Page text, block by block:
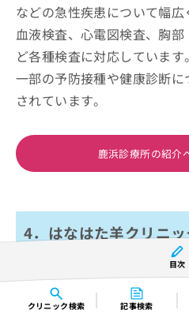
クリニック検索 記事検索
などの急性疾患について幅広
血液検査、心電図検査、胸
ど各種検査に対応しています。
一部の予防接種や健康診断
されています。
鹿浜診療所の紹介
4．はなはた羊クリニッ
目次